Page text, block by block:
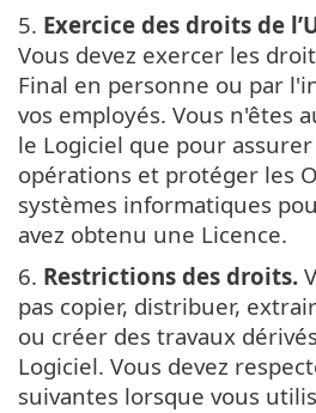
5. Exercice des droits de
Vous devez exercer les
Final en personne ou par
vos employés. Vous n'êtes
le Logiciel que pour
opérations et protéger les
systèmes informatiques
avez obtenu une Licence.
6. Restrictions des droits.
pas copier, distribuer,
ou créer des travaux
Logiciel. Vous devez
suivantes lorsque vous